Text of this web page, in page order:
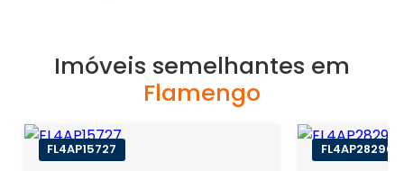
Imóveis semelhantes em
Flamengo
FL4AP15727 FL4AP28290